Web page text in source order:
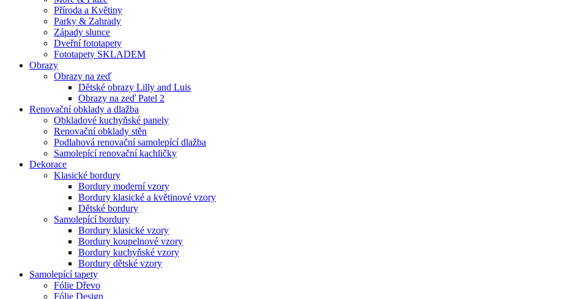
Příroda a Květiny
Parky & Zahrady
Západy slunce
Dveřní fototapety
Fototapety SKLADEM
Obrazy
Obrazy na zeď
Dětské obrazy Lilly and Luis
Obrazy na zeď Patel 2
Renovační obklady a dlažba
Obkladové kuchyňské panely
Renovační obklady stěn
Podlahová renovační samolepící dlažba
Samolepící renovační kachličky
Dekorace
Klasické bordury
Bordury moderní vzory
Bordury klasické a květinové vzory
Dětské bordury
Samolepící bordury
Bordury klasické vzory
Bordury koupelnové vzory
Bordury kuchyňské vzory
Bordury dětské vzory
Samolepící tapety
Fólie Dřevo
Fólie Design